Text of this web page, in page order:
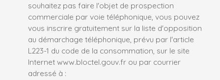
souhaitez pas faire l'objet de prospection
commerciale par voie téléphonique, vous pouvez
vous inscrire gratuitement sur la liste d'opposition
au démarchage téléphonique, prévu par l'article
L223-1 du code de la consommation, sur le site
Internet www.bloctel.gouv.fr ou par courrier
adressé à :